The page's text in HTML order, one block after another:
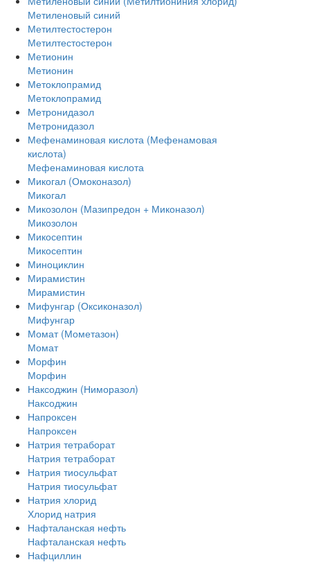
Метиленовый синий
Метилтестостерон
Метилтестостерон
Метионин
Метионин
Метоклопрамид
Метоклопрамид
Метронидазол
Метронидазол
Мефенаминовая кислота (Мефенамовая
кислота)
Мефенаминовая кислота
Микогал (Омоконазол)
Микогал
Микозолон (Мазипредон + Миконазол)
Микозолон
Микосептин
Микосептин
Миноциклин
Мирамистин
Мирамистин
Мифунгар (Оксиконазол)
Мифунгар
Момат (Мометазон)
Момат
Морфин
Морфин
Наксоджин (Ниморазол)
Наксоджин
Напроксен
Напроксен
Натрия тетраборат
Натрия тетраборат
Натрия тиосульфат
Натрия тиосульфат
Натрия хлорид
Хлорид натрия
Нафталанская нефть
Нафталанская нефть
Нафциллин